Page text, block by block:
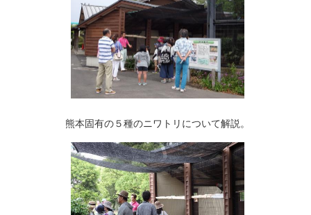
熊本固有の５種のニワトリについて解説。